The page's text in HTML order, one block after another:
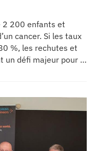
2 200 enfants et
cancer. Si les taux
%, les rechutes et
un défi majeur pour la
leurs partenaires,
d’excellence